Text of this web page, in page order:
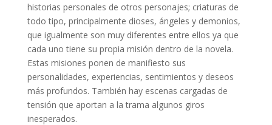
historias personales de otros personajes; criaturas de
todo tipo, principalmente dioses, ángeles y demonios,
que igualmente son muy diferentes entre ellos ya que
cada uno tiene su propia misión dentro de la novela.
Estas misiones ponen de manifiesto sus
personalidades, experiencias, sentimientos y deseos
más profundos. También hay escenas cargadas de
tensión que aportan a la trama algunos giros
inesperados.